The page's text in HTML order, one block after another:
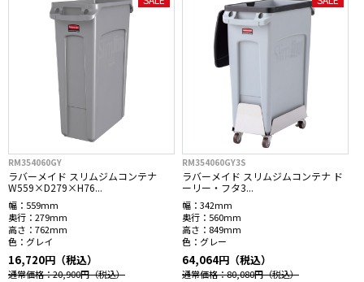
RM354060GY
ラバーメイド スリムジムコンテナ
W559×D279×H76...
幅： 559mm
奥行： 279mm
高さ： 762mm
色： グレイ
16,720円（税込）
通常価格：20,900円（税込）
RM354060GY3S
ラバーメイド スリムジムコンテナ ド
ーリー・フタ3...
幅： 342mm
奥行： 560mm
高さ： 849mm
色： グレー
64,064円（税込）
通常価格：80,080円（税込）